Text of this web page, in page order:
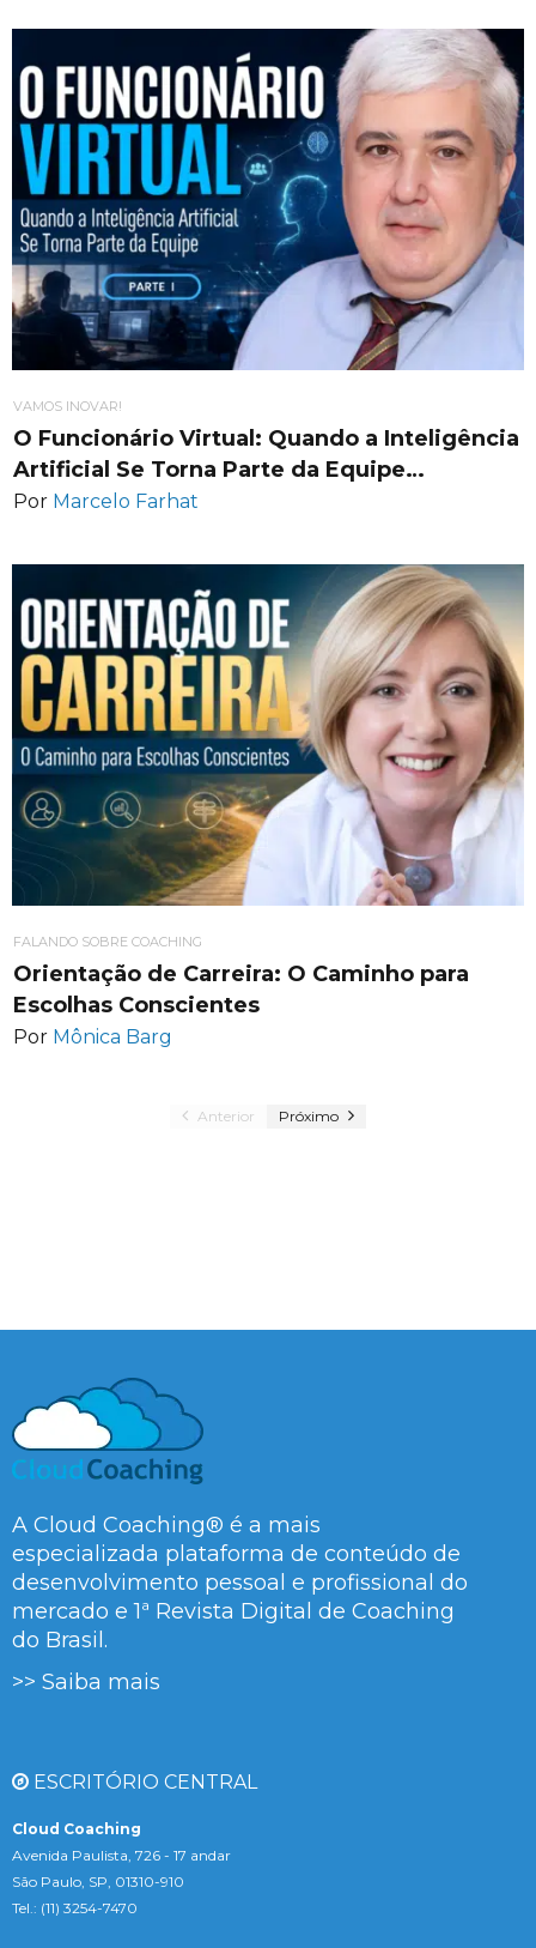
VAMOS INOVAR!
O Funcionário Virtual: Quando a Inteligência
Artificial Se Torna Parte da Equipe…
Por Marcelo Farhat
FALANDO SOBRE COACHING
Orientação de Carreira: O Caminho para
Escolhas Conscientes
Por Mônica Barg
Anterior Próximo
A Cloud Coaching® é a mais
especializada plataforma de conteúdo de
desenvolvimento pessoal e profissional do
mercado e 1ª Revista Digital de Coaching
do Brasil.
>> Saiba mais
ESCRITÓRIO CENTRAL
Cloud Coaching
Avenida Paulista, 726 - 17 andar
São Paulo, SP, 01310-910
Tel.: (11) 3254-7470